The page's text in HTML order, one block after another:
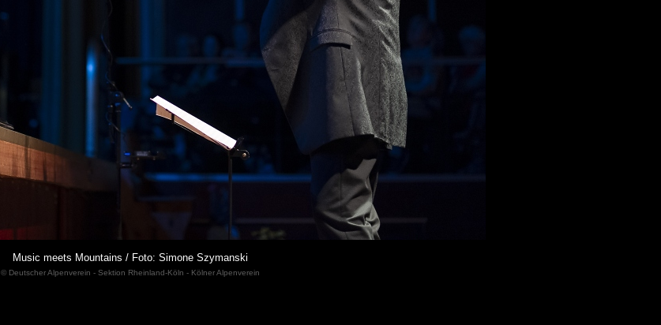
Music meets Mountains / Foto: Simone Szymanski
© Deutscher Alpenverein - Sektion Rheinland-Köln - Kölner Alpenverein